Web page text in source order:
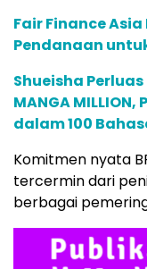
Fair Finance
Pendanaan
Shueisha
MANGA
dalam 100
Komitmen nyata
tercermin dari
berbagai